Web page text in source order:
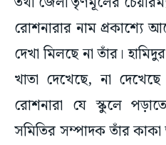
রোশনারার নাম প্রকাশ্যে
দেখা মিলছে না তাঁর।
খাতা দেখেছে, না
রোশনারা যে স্কুলে
সমিতির সম্পাদক তাঁর কাকা